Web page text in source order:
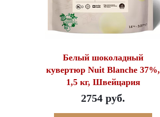
Белый шоколадный
кувертюр Nuit Blanche 37%,
1,5 кг, Швейцария
2754 руб.